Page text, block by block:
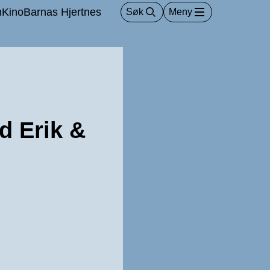
KinoBarnas Hjertnes Søk
Meny
Erik &